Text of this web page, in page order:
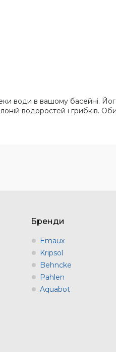
води в вашому басейні.
водоростей і грибків.
Бренди
Emaux
Kripsol
Behncke
Pahlen
Aquabot